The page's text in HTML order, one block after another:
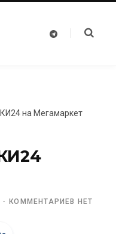
T
на Мегамаркет
КОММЕНТАРИЕВ НЕТ